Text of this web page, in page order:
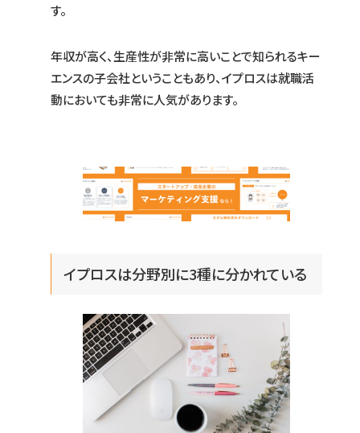
す。
年収が高く、生産性が非常に高いことで知られるキー
エンスの子会社ということもあり、イプロスは就職活
動においても非常に人気があります。
イプロスは分野別に3種に分かれている